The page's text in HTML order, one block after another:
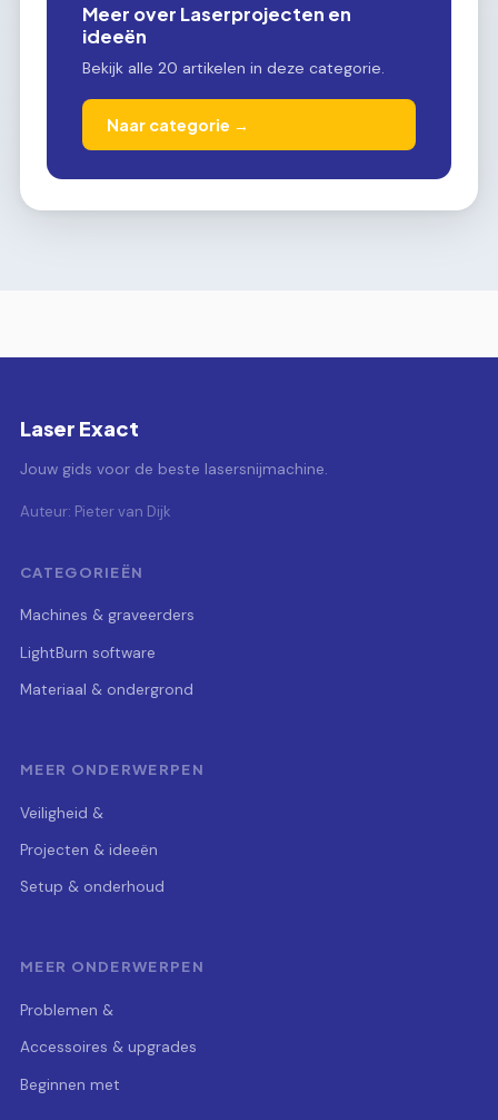
Meer over Laserprojecten en
ideeën
Bekijk alle 20 artikelen in deze categorie.
Naar categorie →
Laser Exact
Jouw gids voor de beste lasersnijmachine.
Auteur: Pieter van Dijk
CATEGORIEËN
Machines & graveerders
LightBurn software
Materiaal & ondergrond
MEER ONDERWERPEN
Veiligheid &
Projecten & ideeën
Setup & onderhoud
MEER ONDERWERPEN
Problemen &
Accessoires & upgrades
Beginnen met